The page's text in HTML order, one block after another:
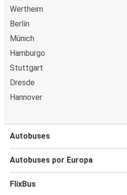
Wertheim
Berlín
Múnich
Hamburgo
Stuttgart
Dresde
Hannover
Autobuses
Autobuses por Europa
FlixBus